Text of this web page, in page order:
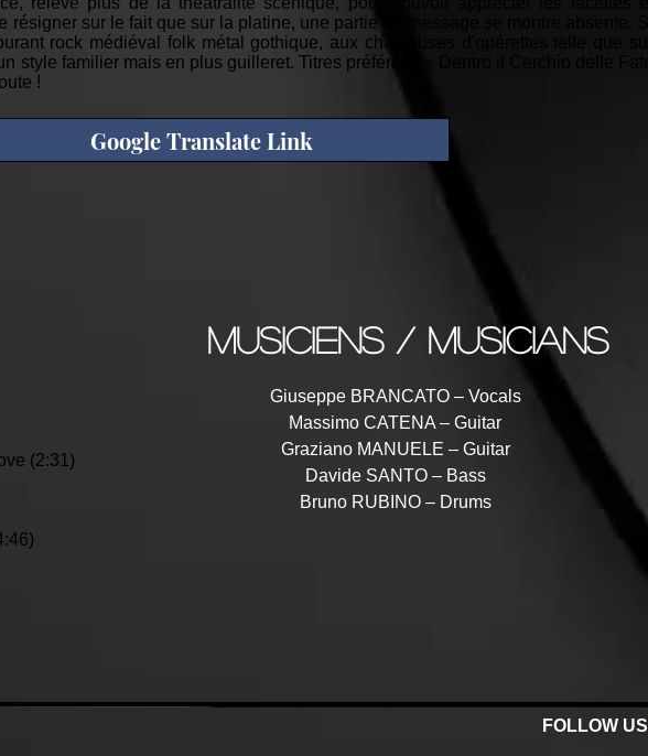
sur le fait que sur la platine, une partie du message se montre absente. Si
rock médiéval folk métal gothique, aux chanteuses d'opérettes telle que sur
style familier mais en plus guilleret. Titres préférés : « Dentro il Cerchio delle Fate
!
Google Translate Link
(2:31)
musiciens / musicians
Giuseppe BRANCATO – Vocals
Massimo CATENA – Guitar
Graziano MANUELE – Guitar
Davide SANTO – Bass
Bruno RUBINO – Drums
FOLLOW US